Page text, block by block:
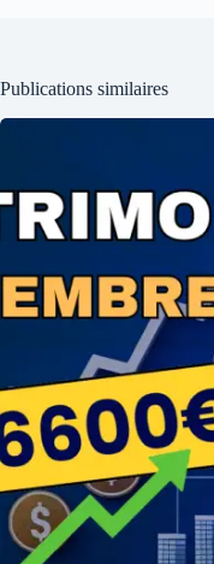
Publications similaires